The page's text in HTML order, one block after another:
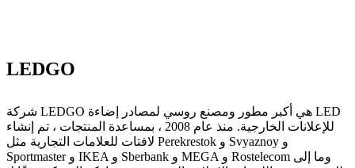
LEDGO
شركة LEDGO هي أكبر مطور ومصنع روسي لمصادر إضاءة LED
للإعلانات الخارجية. منذ عام 2008 ، بمساعدة المنتجات ، تم إنشاء
لافتات للعلامات التجارية مثل Perekrestok و Svyaznoy و
Sportmaster و IKEA و Sberbank و MEGA و Rostelecom وما إلى